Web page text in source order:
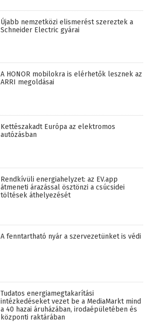
Újabb nemzetközi elismerést szereztek a
Schneider Electric gyárai
A HONOR mobilokra is elérhetők lesznek az
ARRI megoldásai
Kettészakadt Európa az elektromos
autózásban
Rendkívüli energiahelyzet: az EV.app
átmeneti árazással ösztönzi a csúcsidei
töltések áthelyezését
A fenntartható nyár a szervezetünket is védi
Tudatos energiamegtakarítási
intézkedéseket vezet be a MediaMarkt mind
a 40 hazai áruházában, irodaépületében és
központi raktárában